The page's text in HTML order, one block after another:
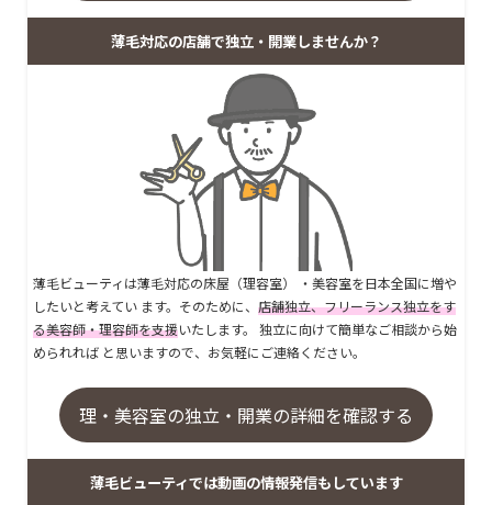
薄毛対応の店舗で独立・開業しませんか？
薄毛ビューティは薄毛対応の床屋（理容室） ・美容室を日本全国に増や
したいと考えてい ます。そのために、 店舗独立、フリーランス独立をす
る美容師・理容師を支援いたします。 独立に向けて簡単なご相談から始
められれば と思いますので、お気軽にご連絡ください。
理・美容室の独立・開業の詳細を確認する
薄毛ビューティでは動画の情報発信もしています